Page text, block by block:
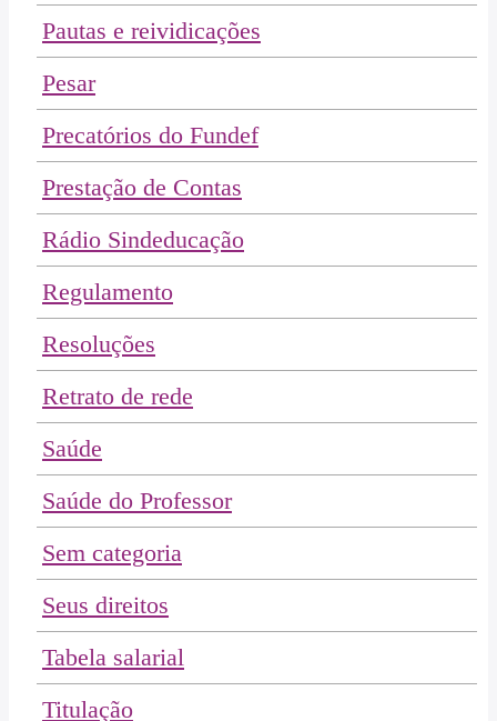
Pautas e reividicações
Pesar
Precatórios do Fundef
Prestação de Contas
Rádio Sindeducação
Regulamento
Resoluções
Retrato de rede
Saúde
Saúde do Professor
Sem categoria
Seus direitos
Tabela salarial
Titulação